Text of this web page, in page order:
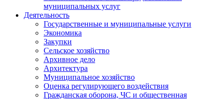
муниципальных услуг
Деятельность
Государственные и муниципальные услуги
Экономика
Закупки
Сельское хозяйство
Архивное дело
Архитектура
Муниципальное хозяйство
Оценка регулирующего воздействия
Гражданская оборона, ЧС и общественная